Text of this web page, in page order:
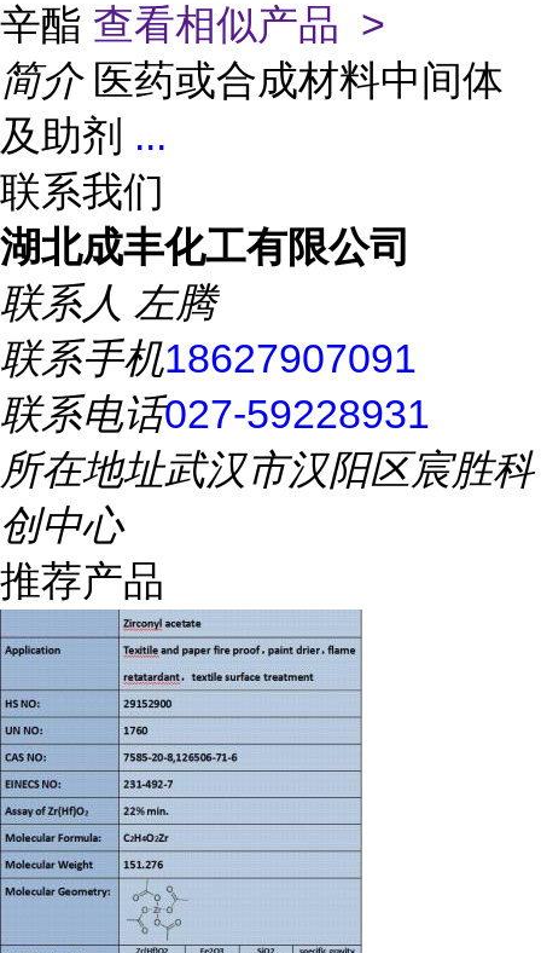
辛酯 查看相似产品 >
简介 医药或合成材料中间体
及助剂 ...
联系我们
湖北成丰化工有限公司
联系人 左腾
联系手机18627907091
联系电话027-59228931
所在地址武汉市汉阳区宸胜科
创中心
推荐产品